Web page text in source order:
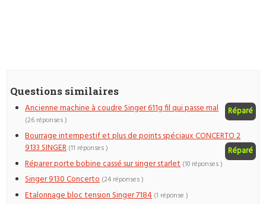
Questions similaires
Ancienne machine à coudre Singer 611g fil qui passe mal Réparé
(26 réponses )
Bourrage intempestif et plus de points spéciaux CONCERTO 2
9133 SINGER
Réparé
(11 réponses )
Réparer porte bobine cassé sur singer starlet (10 réponses )
Singer 9130 Concerto (24 réponses )
Etalonnage bloc tension Singer 7184 (1 réponse )